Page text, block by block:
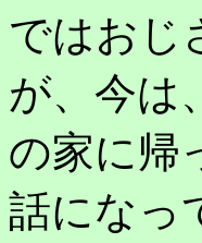
ではおじ
が、今は
の家に帰
話になっ